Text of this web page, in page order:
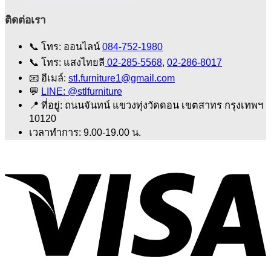
ติดต่อเรา
📞 โทร: ออนไลน์ 084-752-1980
📞 โทร: แสงไทยลี 02-285-5568, 02-286-8017
📧 อีเมล์: stl.furniture1@gmail.com
💬 LINE: @stlfurniture
📍 ที่อยู่: ถนนจันทน์ แขวงทุ่งวัดดอน เขตสาทร กรุงเทพฯ
10120
เวลาทำการ: 9.00-19.00 น.